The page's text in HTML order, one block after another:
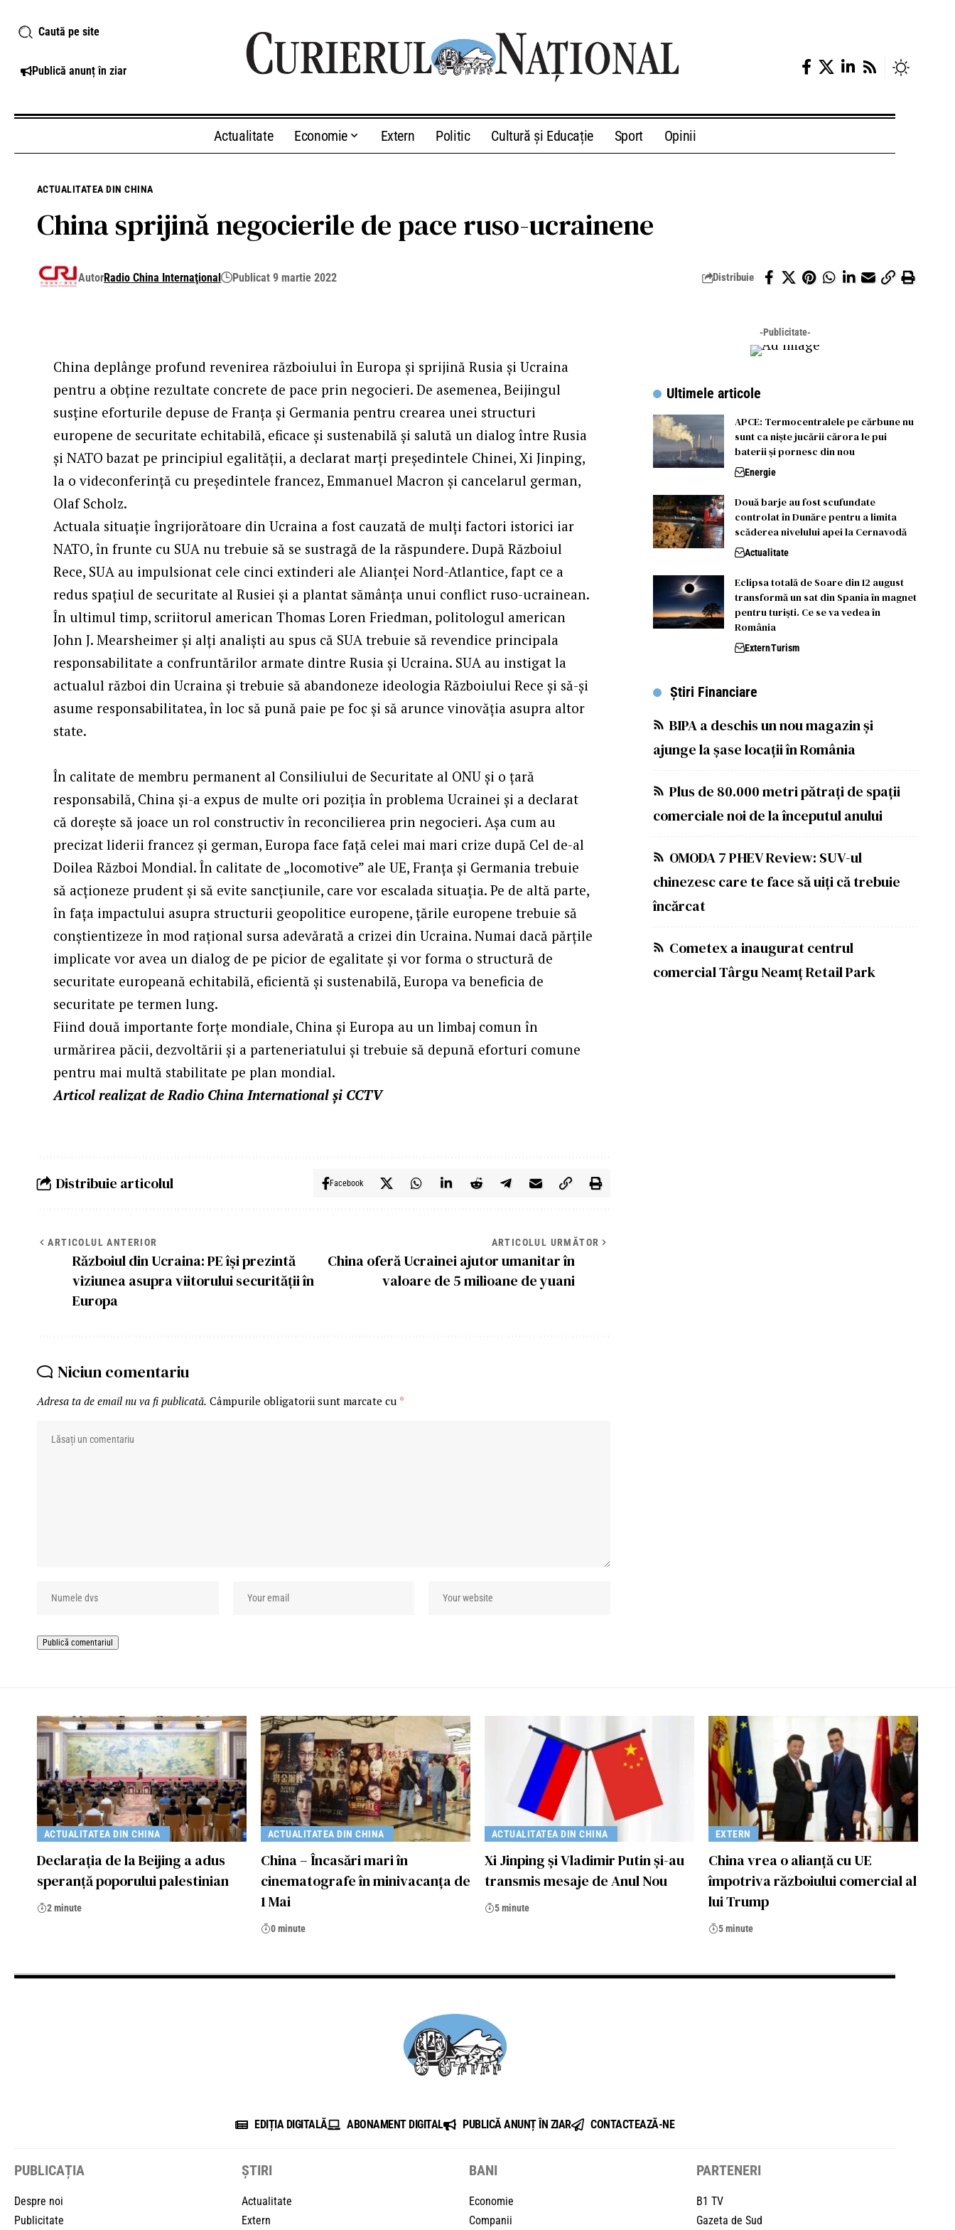
Caută pe site
Publică anunț în ziar
Actualitate Economie Extern Politic Cultură și Educație Sport Opinii
ACTUALITATEA DIN CHINA
China sprijină negocierile de pace ruso-ucrainene
AutorRadio China Internaţional Publicat 9 martie 2022 Distribuie
China deplânge profund revenirea războiului în Europa și sprijină Rusia și Ucraina
pentru a obține rezultate concrete de pace prin negocieri. De asemenea, Beijingul
susține eforturile depuse de Franța și Germania pentru crearea unei structuri
europene de securitate echitabilă, eficace și sustenabilă și salută un dialog între Rusia
și NATO bazat pe principiul egalității, a declarat marți președintele Chinei, Xi Jinping,
la o videconferință cu președintele francez, Emmanuel Macron și cancelarul german,
Olaf Scholz.
Actuala situație îngrijorătoare din Ucraina a fost cauzată de mulți factori istorici iar
NATO, în frunte cu SUA nu trebuie să se sustragă de la răspundere. După Războiul
Rece, SUA au impulsionat cele cinci extinderi ale Alianței Nord-Atlantice, fapt ce a
redus spațiul de securitate al Rusiei și a plantat sămânța unui conflict ruso-ucrainean.
În ultimul timp, scriitorul american Thomas Loren Friedman, politologul american
John J. Mearsheimer și alți analiști au spus că SUA trebuie să revendice principala
responsabilitate a confruntărilor armate dintre Rusia și Ucraina. SUA au instigat la
actualul război din Ucraina și trebuie să abandoneze ideologia Războiului Rece și să-și
asume responsabilitatea, în loc să pună paie pe foc și să arunce vinovăția asupra altor
state.
În calitate de membru permanent al Consiliului de Securitate al ONU și o țară
responsabilă, China și-a expus de multe ori poziția în problema Ucrainei și a declarat
că dorește să joace un rol constructiv în reconcilierea prin negocieri. Așa cum au
precizat liderii francez și german, Europa face față celei mai mari crize după Cel de-al
Doilea Război Mondial. În calitate de „locomotive” ale UE, Franța și Germania trebuie
să acționeze prudent și să evite sancțiunile, care vor escalada situația. Pe de altă parte,
în fața impactului asupra structurii geopolitice europene, țările europene trebuie să
conștientizeze în mod rațional sursa adevărată a crizei din Ucraina. Numai dacă părțile
implicate vor avea un dialog de pe picior de egalitate și vor forma o structură de
securitate europeană echitabilă, eficientă și sustenabilă, Europa va beneficia de
securitate pe termen lung.
Fiind două importante forțe mondiale, China și Europa au un limbaj comun în
urmărirea păcii, dezvoltării și a parteneriatului și trebuie să depună eforturi comune
pentru mai multă stabilitate pe plan mondial.
Articol realizat de Radio China International și CCTV
Distribuie articolul Facebook
ARTICOLUL ANTERIOR
Războiul din Ucraina: PE își prezintă
viziunea asupra viitorului securității în
Europa
ARTICOLUL URMĂTOR
China oferă Ucrainei ajutor umanitar în
valoare de 5 milioane de yuani
Niciun comentariu
Adresa ta de email nu va fi publicată. Câmpurile obligatorii sunt marcate cu *
-Publicitate-
Ultimele articole
APCE: Termocentralele pe cărbune nu
sunt ca niște jucării cărora le pui
baterii și pornesc din nou
Energie
Două barje au fost scufundate
controlat în Dunăre pentru a limita
scăderea nivelului apei la Cernavodă
Actualitate
Eclipsa totală de Soare din 12 august
transformă un sat din Spania în magnet
pentru turiști. Ce se va vedea în
România
ExternTurism
Știri Financiare
BIPA a deschis un nou magazin și
ajunge la șase locații în România
Plus de 80.000 metri pătrați de spații
comerciale noi de la începutul anului
OMODA 7 PHEV Review: SUV-ul
chinezesc care te face să uiți că trebuie
încărcat
Cometex a inaugurat centrul
comercial Târgu Neamț Retail Park
ACTUALITATEA DIN CHINA
Declarația de la Beijing a adus
speranță poporului palestinian
2 minute
ACTUALITATEA DIN CHINA
China – Încasări mari în
cinematografe în minivacanţa de
1 Mai
0 minute
ACTUALITATEA DIN CHINA
Xi Jinping și Vladimir Putin și-au
transmis mesaje de Anul Nou
5 minute
EXTERN
China vrea o alianţă cu UE
împotriva războiului comercial al
lui Trump
5 minute
EDIȚIA DIGITALĂ ABONAMENT DIGITAL PUBLICĂ ANUNȚ ÎN ZIAR CONTACTEAZĂ-NE
PUBLICAȚIA
Despre noi
Publicitate
ȘTIRI
Actualitate
Extern
BANI
Economie
Companii
PARTENERI
B1 TV
Gazeta de Sud